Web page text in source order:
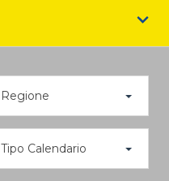
Regione
Tipo Calendario